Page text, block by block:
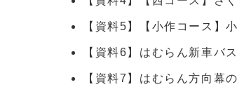
【資料5】【小作コース】
【資料6】はむらん新車バ
【資料7】はむらん方向幕